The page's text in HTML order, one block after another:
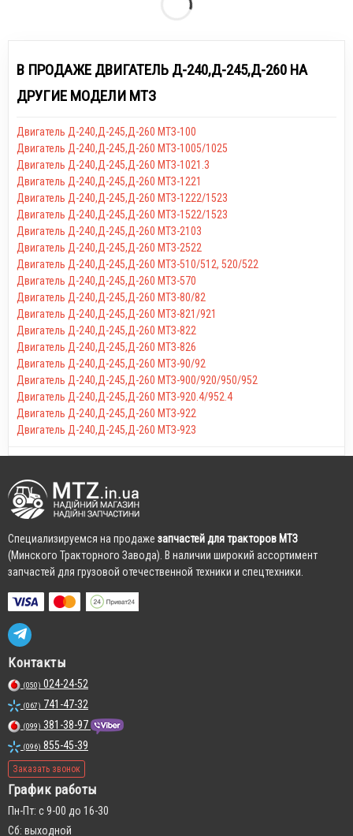
В ПРОДАЖЕ ДВИГАТЕЛЬ Д-240,Д-245,Д-260 НА
ДРУГИЕ МОДЕЛИ МТЗ
Двигатель Д-240,Д-245,Д-260 МТЗ-100
Двигатель Д-240,Д-245,Д-260 МТЗ-1005/1025
Двигатель Д-240,Д-245,Д-260 МТЗ-1021.3
Двигатель Д-240,Д-245,Д-260 МТЗ-1221
Двигатель Д-240,Д-245,Д-260 МТЗ-1222/1523
Двигатель Д-240,Д-245,Д-260 МТЗ-1522/1523
Двигатель Д-240,Д-245,Д-260 МТЗ-2103
Двигатель Д-240,Д-245,Д-260 МТЗ-2522
Двигатель Д-240,Д-245,Д-260 МТЗ-510/512, 520/522
Двигатель Д-240,Д-245,Д-260 МТЗ-570
Двигатель Д-240,Д-245,Д-260 МТЗ-80/82
Двигатель Д-240,Д-245,Д-260 МТЗ-821/921
Двигатель Д-240,Д-245,Д-260 МТЗ-822
Двигатель Д-240,Д-245,Д-260 МТЗ-826
Двигатель Д-240,Д-245,Д-260 МТЗ-90/92
Двигатель Д-240,Д-245,Д-260 МТЗ-900/920/950/952
Двигатель Д-240,Д-245,Д-260 МТЗ-920.4/952.4
Двигатель Д-240,Д-245,Д-260 МТЗ-922
Двигатель Д-240,Д-245,Д-260 МТЗ-923
Cпециализируемся на продаже запчастей для тракторов МТЗ
(Минского Тракторного Завода). В наличии широкий ассортимент
запчастей для грузовой отечественной техники и спецтехники.
Контакты
(050) 024-24-52
(067) 741-47-32
(099) 381-38-97
(096) 855-45-39
Заказать звонок
График работы
Пн-Пт: с 9-00 до 16-30
Сб: выходной